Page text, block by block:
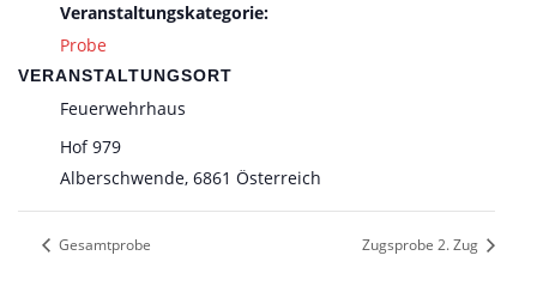
Veranstaltungskategorie:
Probe
VERANSTALTUNGSORT
Feuerwehrhaus
Hof 979
Alberschwende, 6861 Österreich
Gesamtprobe Zugsprobe 2. Zug